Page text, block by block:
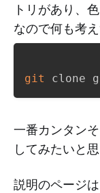
トリがあり、
なので何も考
git
一番カンタン
してみたいと思
説明のページは